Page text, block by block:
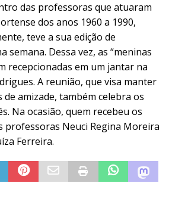
das professoras que atuaram
dos anos 1960 a 1990,
teve a sua edição de
semana. Dessa vez, as “meninas
recepcionadas em um jantar na
A reunião, que visa manter
amizade, também celebra os
Na ocasião, quem recebeu os
professoras Neuci Regina Moreira
Ferreira.